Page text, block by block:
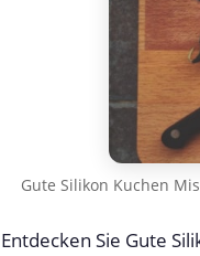
Gute Silikon Kuchen
Entdecken Sie Gute